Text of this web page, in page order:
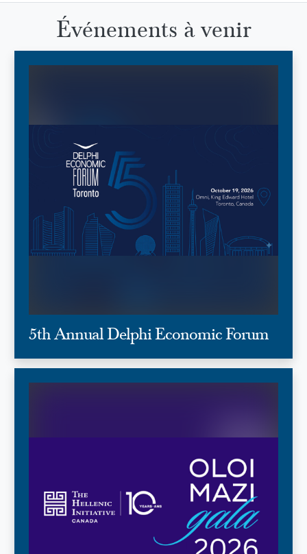
Événements à venir
5th Annual Delphi Economic Forum